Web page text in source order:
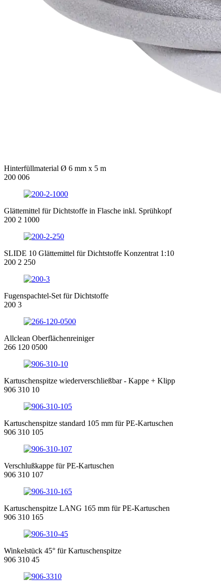
Hinterfüllmaterial Ø 6 mm x 5 m
200 006
Glättemittel für Dichtstoffe in Flasche inkl. Sprühkopf
200 2 1000
SLIDE 10 Glättemittel für Dichtstoffe Konzentrat 1:10
200 2 250
Fugenspachtel-Set für Dichtstoffe
200 3
Allclean Oberflächenreiniger
266 120 0500
Kartuschenspitze wiederverschließbar - Kappe + Klipp
906 310 10
Kartuschenspitze standard 105 mm für PE-Kartuschen
906 310 105
Verschlußkappe für PE-Kartuschen
906 310 107
Kartuschenspitze LANG 165 mm für PE-Kartuschen
906 310 165
Winkelstück 45° für Kartuschenspitze
906 310 45